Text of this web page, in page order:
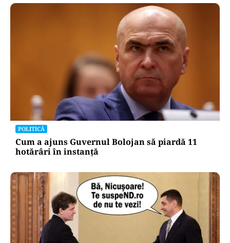
POLITICĂ
Cum a ajuns Guvernul Bolojan să piardă 11
hotărâri în instanță